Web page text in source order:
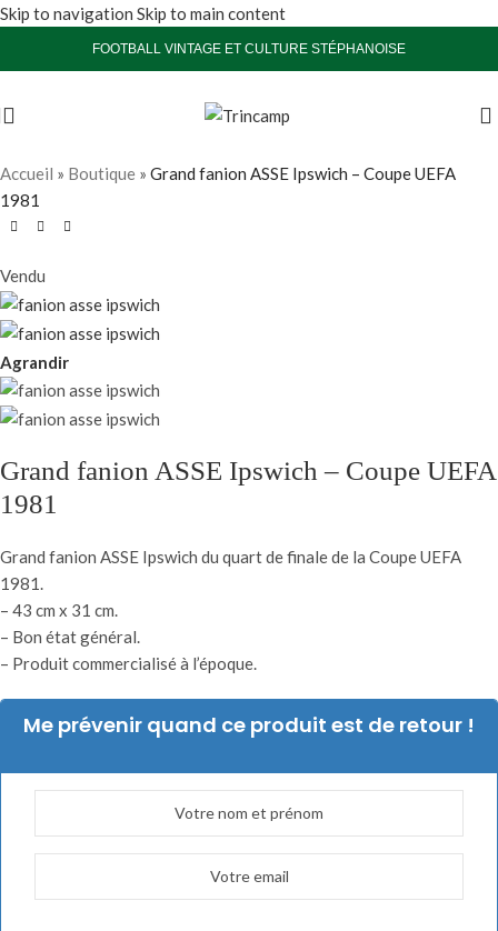
Skip to navigation Skip to main content
FOOTBALL VINTAGE ET CULTURE STÉPHANOISE
Accueil » Boutique » Grand fanion ASSE Ipswich – Coupe UEFA
1981
Vendu
Agrandir
Grand fanion ASSE Ipswich – Coupe UEFA
1981
Grand fanion ASSE Ipswich du quart de finale de la Coupe UEFA
1981.
– 43 cm x 31 cm.
– Bon état général.
– Produit commercialisé à l’époque.
Me prévenir quand ce produit est de retour !